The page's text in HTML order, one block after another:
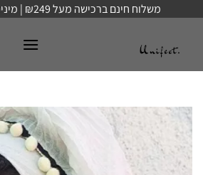
content
משלוח חינם ברכישה מעל ₪249 | מינימום הזמנה ₪100